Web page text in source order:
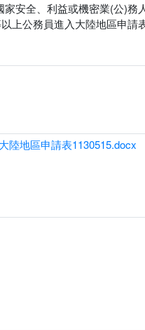
安全、利益或機密業(公)
上公務員進入大陸地區申請
陸地區申請表1130515.docx